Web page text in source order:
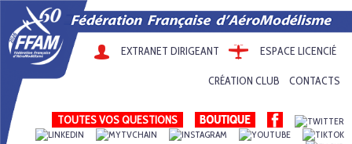
EXTRANET DIRIGEANT ESPACE LICENCIÉ
CRÉATION CLUB CONTACTS
TOUTES VOS QUESTIONS